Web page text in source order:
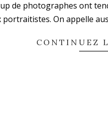
de photographes ont
On appelle
CONTINUEZ